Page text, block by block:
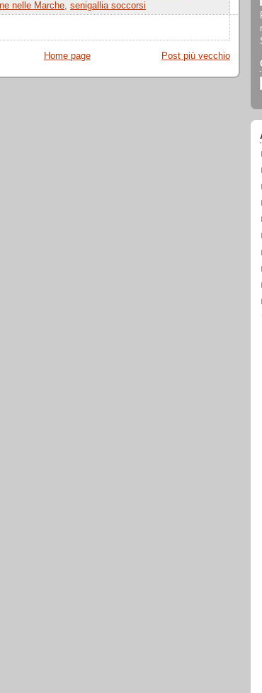
nelle Marche, senigallia soccorsi
Post più vecchio
Home page